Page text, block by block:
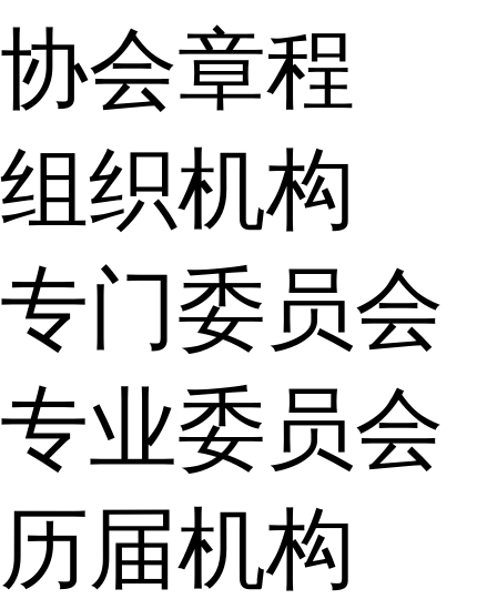
协会章程
组织机构
专门委员会
专业委员会
历届机构